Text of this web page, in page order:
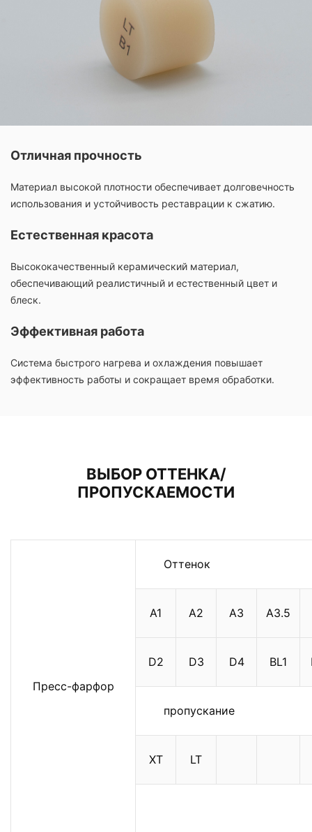
Отличная прочность
Материал высокой плотности обеспечивает долговечность
использования и устойчивость реставрации к сжатию.
Естественная красота
Высококачественный керамический материал,
обеспечивающий реалистичный и естественный цвет и
блеск.
Эффективная работа
Система быстрого нагрева и охлаждения повышает
эффективность работы и сокращает время обработки.
ВЫБОР ОТТЕНКА/
ПРОПУСКАЕМОСТИ
Пресс-фарфор
Оттенок
A1 A2 A3 A3.5
D2 D3 D4 BL1
пропускание
ХТ LT